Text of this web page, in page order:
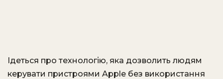
Ідеться про технологію, яка дозволить людям
керувати пристроями Apple без використання